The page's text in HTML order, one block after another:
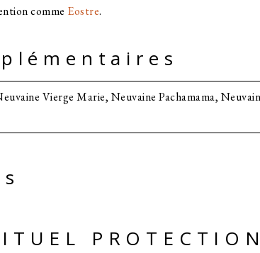
comme Eostre.
Vierge Marie, Neuvaine Pachamama,